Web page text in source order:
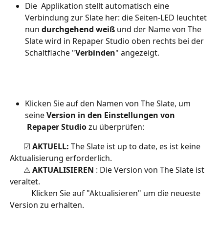
Die  Applikation stellt automatisch eine
Verbindung zur Slate her: die Seiten-LED leuchtet
nun durchgehend weiß und der Name von The
Slate wird in Repaper Studio oben rechts bei der
Schaltfläche "Verbinden" angezeigt.
Klicken Sie auf den Namen von The Slate, um
seine Version in den Einstellungen von
Repaper Studio zu überprüfen:
☑ AKTUELL: The Slate ist up to date, es ist keine
Aktualisierung erforderlich.
⚠ AKTUALISIEREN : Die Version von The Slate ist
veraltet.
Klicken Sie auf "Aktualisieren" um die neueste
Version zu erhalten.